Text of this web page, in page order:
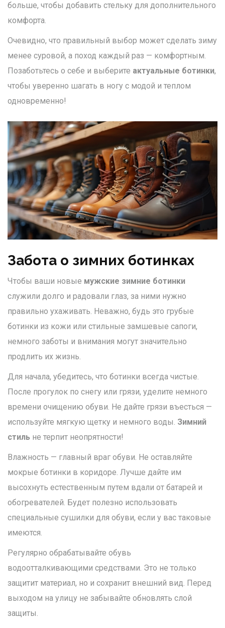
больше, чтобы добавить стельку для дополнительного
комфорта.
Очевидно, что правильный выбор может сделать зиму
менее суровой, а поход каждый раз — комфортным.
Позаботьтесь о себе и выберите актуальные ботинки,
чтобы уверенно шагать в ногу с модой и теплом
одновременно!
Забота о зимних ботинках
Чтобы ваши новые мужские зимние ботинки
служили долго и радовали глаз, за ними нужно
правильно ухаживать. Неважно, будь это грубые
ботинки из кожи или стильные замшевые сапоги,
немного заботы и внимания могут значительно
продлить их жизнь.
Для начала, убедитесь, что ботинки всегда чистые.
После прогулок по снегу или грязи, уделите немного
времени очищению обуви. Не дайте грязи въесться —
используйте мягкую щетку и немного воды. Зимний
стиль не терпит неопрятности!
Влажность — главный враг обуви. Не оставляйте
мокрые ботинки в коридоре. Лучше дайте им
высохнуть естественным путем вдали от батарей и
обогревателей. Будет полезно использовать
специальные сушилки для обуви, если у вас таковые
имеются.
Регулярно обрабатывайте обувь
водоотталкивающими средствами. Это не только
защитит материал, но и сохранит внешний вид. Перед
выходом на улицу не забывайте обновлять слой
защиты.